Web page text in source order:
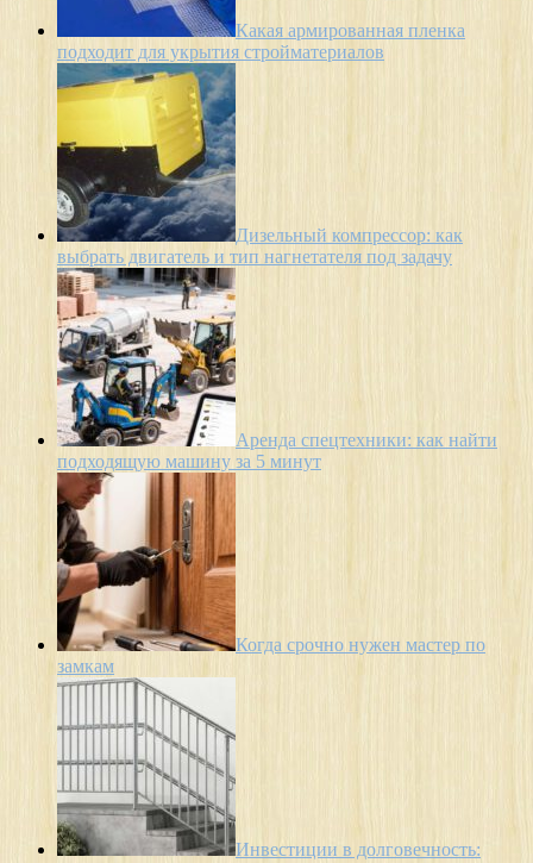
Какая армированная пленка
подходит для укрытия стройматериалов
Дизельный компрессор: как
выбрать двигатель и тип нагнетателя под задачу
Аренда спецтехники: как найти
подходящую машину за 5 минут
Когда срочно нужен мастер по
замкам
Инвестиции в долговечность: